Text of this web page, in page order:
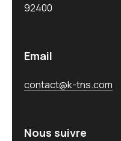
92400
Email
contact@k-tns.com
Nous suivre